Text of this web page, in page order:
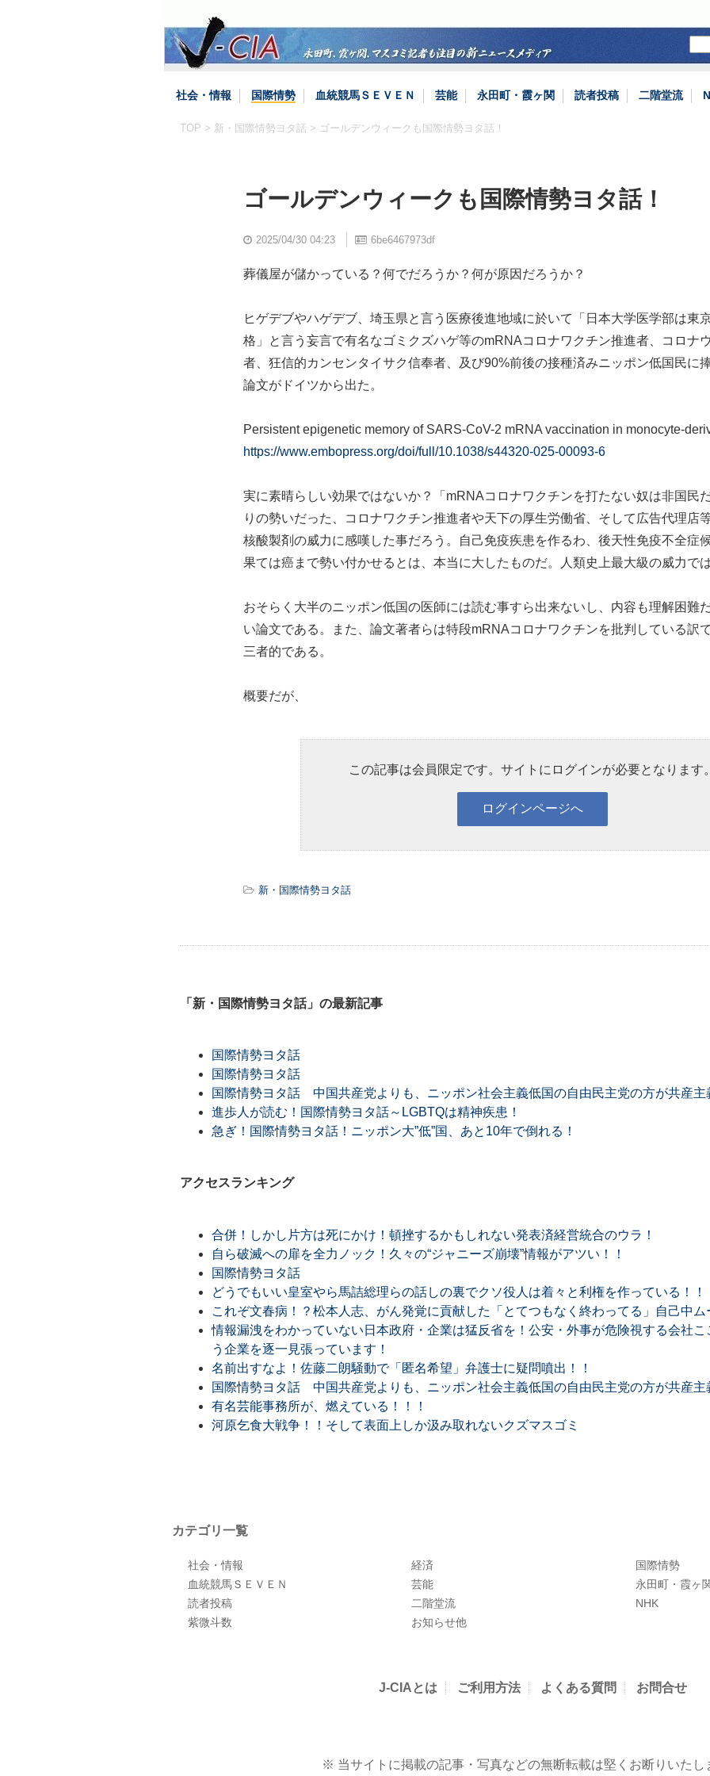
社会・情報 国際情勢 血統競馬ＳＥＶＥＮ 芸能 永田町・霞ヶ関 読者投稿 二階堂流
TOP > 新・国際情勢ヨタ話 > ゴールデンウィークも国際情勢ヨタ話！
ゴールデンウィークも国際情勢ヨタ話！
2025/04/30 04:23 6be6467973df
葬儀屋が儲かっている？何でだろうか？何が原因だろうか？
ヒゲデブやハゲデブ、埼玉県と言う医療後進地域に於いて「日本大学医学部は東
格」と言う妄言で有名なゴミクズハゲ等のmRNAコロナワクチン推進者、コロナ
者、狂信的カンセンタイサク信奉者、及び90%前後の接種済みニッポン低国民に
論文がドイツから出た。
Persistent epigenetic memory of SARS-CoV-2 mRNA vaccination in monocyte-
https://www.embopress.org/doi/full/10.1038/s44320-025-00093-6
実に素晴らしい効果ではないか？「mRNAコロナワクチンを打たない奴は非国民
りの勢いだった、コロナワクチン推進者や天下の厚生労働省、そして広告代理店
核酸製剤の威力に感嘆した事だろう。自己免疫疾患を作るわ、後天性免疫不全症
果ては癌まで勢い付かせるとは、本当に大したものだ。人類史上最大級の威力で
おそらく大半のニッポン低国の医師には読む事すら出来ないし、内容も理解困難
い論文である。また、論文著者らは特段mRNAコロナワクチンを批判している訳
三者的である。
概要だが、
この記事は会員限定です。サイトにログインが必要となります
新・国際情勢ヨタ話
「新・国際情勢ヨタ話」の最新記事
国際情勢ヨタ話
国際情勢ヨタ話
国際情勢ヨタ話 中国共産党よりも、ニッポン社会主義低国の自由民主党の方が共産主
進歩人が読む！国際情勢ヨタ話～LGBTQは精神疾患！
急ぎ！国際情勢ヨタ話！ニッポン大”低”国、あと10年で倒れる！
アクセスランキング
合併！しかし片方は死にかけ！頓挫するかもしれない発表済経営統合のウラ！
自ら破滅への扉を全力ノック！久々の“ジャニーズ崩壊”情報がアツい！！
国際情勢ヨタ話
どうでもいい皇室やら馬詰総理らの話しの裏でクソ役人は着々と利権を作っている！！
これぞ文春病！？松本人志、がん発覚に貢献した「とてつもなく終わってる」自己中ム
情報漏洩をわかっていない日本政府・企業は猛反省を！公安・外事が危険視する会社
う企業を逐一見張っています！
名前出すなよ！佐藤二朗騒動で「匿名希望」弁護士に疑問噴出！！
国際情勢ヨタ話 中国共産党よりも、ニッポン社会主義低国の自由民主党の方が共産主
有名芸能事務所が、燃えている！！！
河原乞食大戦争！！そして表面上しか汲み取れないクズマスゴミ
カテゴリ一覧
社会・情報 経済
国際情勢
血統競馬ＳＥＶＥＮ
芸能
永田町・霞ヶ
読者投稿
二階堂流
NHK
紫微斗数
お知らせ他
J-CIAとは ご利用方法 よくある質問 お問合せ
※ 当サイトに掲載の記事・写真などの無断転載は堅くお断りいたし